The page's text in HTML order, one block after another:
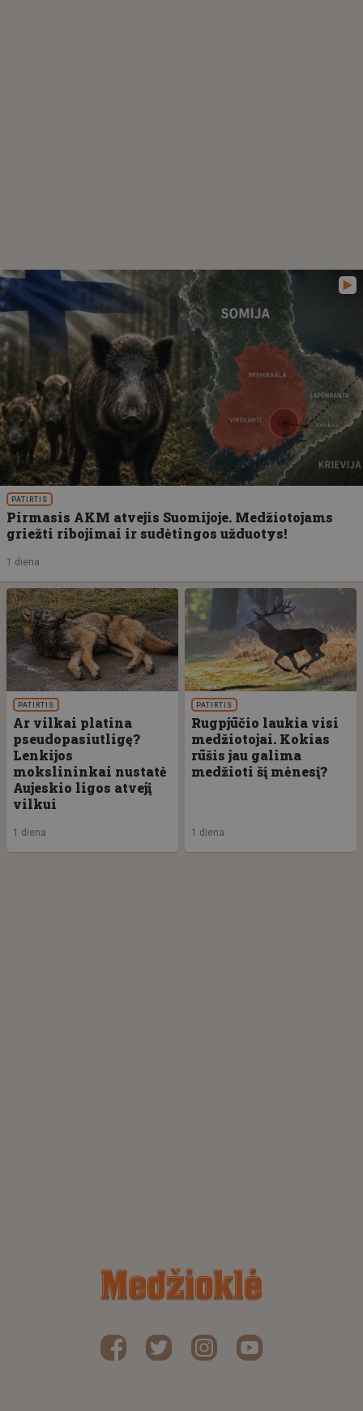
PATIRTIS
Pirmasis AKM atvejis Suomijoje. Medžiotojams
griežti ribojimai ir sudėtingos užduotys!
1 diena
PATIRTIS
Ar vilkai platina
pseudopasiutligę?
Lenkijos
mokslininkai nustatė
Aujeskio ligos atvejį
vilkui
1 diena
PATIRTIS
Rugpjūčio laukia visi
medžiotojai. Kokias
rūšis jau galima
medžioti šį mėnesį?
1 diena